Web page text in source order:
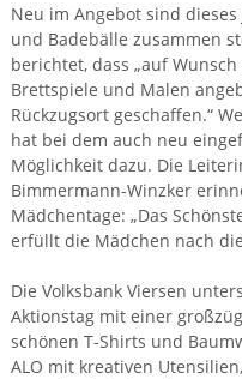
Neu im Angebot sind
und Badebälle zusammen
berichtet, dass „auf
Brettspiele und Malen
Rückzugsort geschaffen.“
hat bei dem auch neu
Möglichkeit dazu. Die
Bimmermann-Winzker
Mädchentage: „Das
erfüllt die Mädchen nach
Die Volksbank Viersen
Aktionstag mit einer
schönen T-Shirts und
ALO mit kreativen